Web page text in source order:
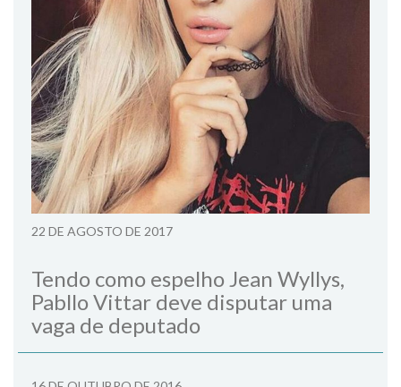
22 DE AGOSTO DE 2017
Tendo como espelho Jean Wyllys,
Pabllo Vittar deve disputar uma
vaga de deputado